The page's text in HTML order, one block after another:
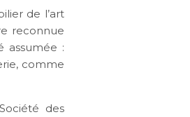
de l’art
reconnue
assumée :
comme
des